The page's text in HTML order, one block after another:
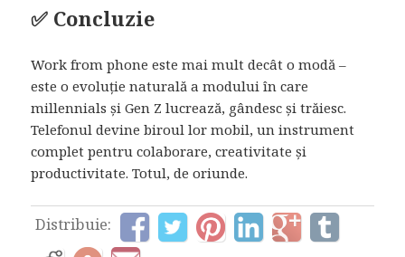
✅ Concluzie
Work from phone este mai mult decât o modă –
este o evoluție naturală a modului în care
millennials și Gen Z lucrează, gândesc și trăiesc.
Telefonul devine biroul lor mobil, un instrument
complet pentru colaborare, creativitate și
productivitate. Totul, de oriunde.
Distribuie: